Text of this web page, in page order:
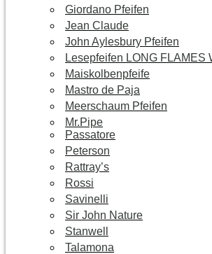
Giordano Pfeifen
Jean Claude
John Aylesbury Pfeifen
Lesepfeifen LONG FLAMES
Maiskolbenpfeife
Mastro de Paja
Meerschaum Pfeifen
Mr.Pipe
Passatore
Peterson
Rattray’s
Rossi
Savinelli
Sir John Nature
Stanwell
Talamona